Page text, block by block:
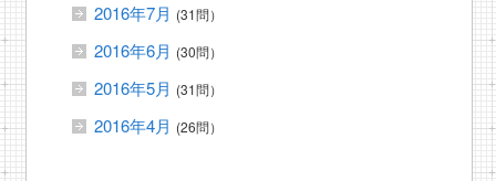
2016年7月 (31問）
2016年6月 (30問）
2016年5月 (31問）
2016年4月 (26問）